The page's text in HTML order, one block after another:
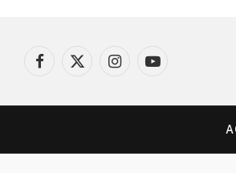
Facebook
X
InstagramYouTube